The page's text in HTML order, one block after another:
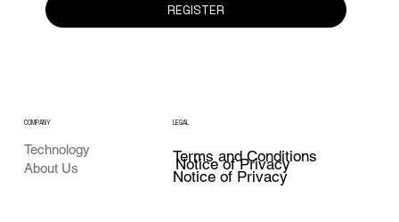
REGISTER
COMPANY
Technology
About Us
LEGAL
Terms and Conditions
Notice of Privacy
Notice of Privacy